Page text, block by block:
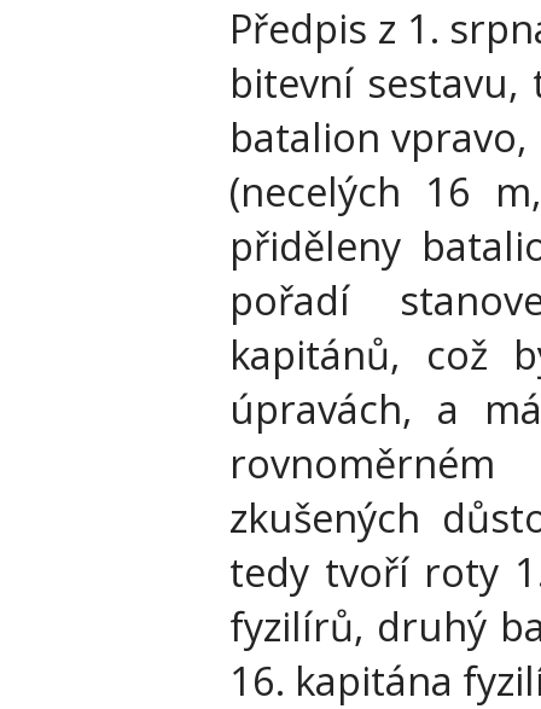
Předpis z 1.
bitevní
batalion
(necelých 16
přiděleny
pořadí
kapitánů, což
úpravách, a
zkušených
tedy tvoří roty
fyzilírů, druhý
16. kapitána